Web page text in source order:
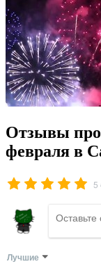
Отзывы про
февраля в
5
Лучшие